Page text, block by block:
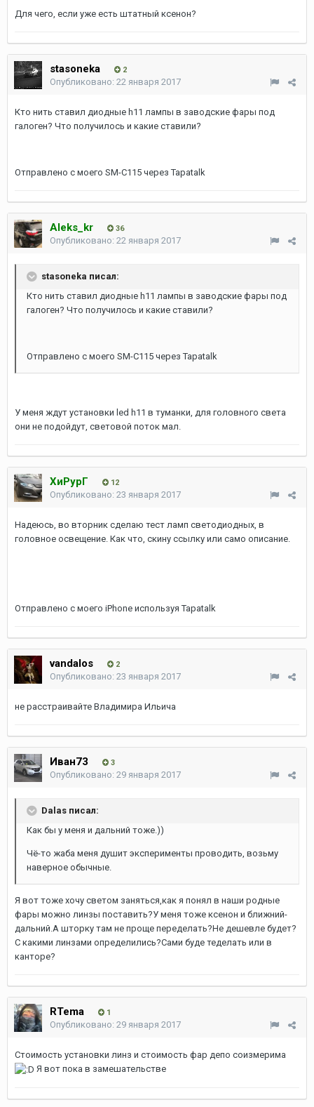
Для чего, если уже есть штатный ксенон?
stasoneka 2
Опубликовано: 22 января 2017
Кто нить ставил диодные h11 лампы в заводские фары под
галоген? Что получилось и какие ставили?
Отправлено с моего SM-C115 через Tapatalk
Aleks_kr 36
Опубликовано: 22 января 2017
stasoneka писал:
Кто нить ставил диодные h11 лампы в заводские фары под
галоген? Что получилось и какие ставили?
Отправлено с моего SM-C115 через Tapatalk
У меня ждут установки led h11 в туманки, для головного света
они не подойдут, световой поток мал.
ХиРурГ 12
Опубликовано: 23 января 2017
Надеюсь, во вторник сделаю тест ламп светодиодных, в
головное освещение. Как что, скину ссылку или само описание.
Отправлено с моего iPhone используя Tapatalk
vandalos 2
Опубликовано: 23 января 2017
не расстраивайте Владимира Ильича
Иван73 3
Опубликовано: 29 января 2017
Dalas писал:
Как бы у меня и дальний тоже.))
Чё-то жаба меня душит эксперименты проводить, возьму
наверное обычные.
Я вот тоже хочу светом заняться,как я понял в наши родные
фары можно линзы поставить?У меня тоже ксенон и ближний-
дальний.А шторку там не проще переделать?Не дешевле будет?
С какими линзами определились?Сами буде теделать или в
канторе?
RTema 1
Опубликовано: 29 января 2017
Стоимость установки линз и стоимость фар депо соизмерима
Я вот пока в замешательстве